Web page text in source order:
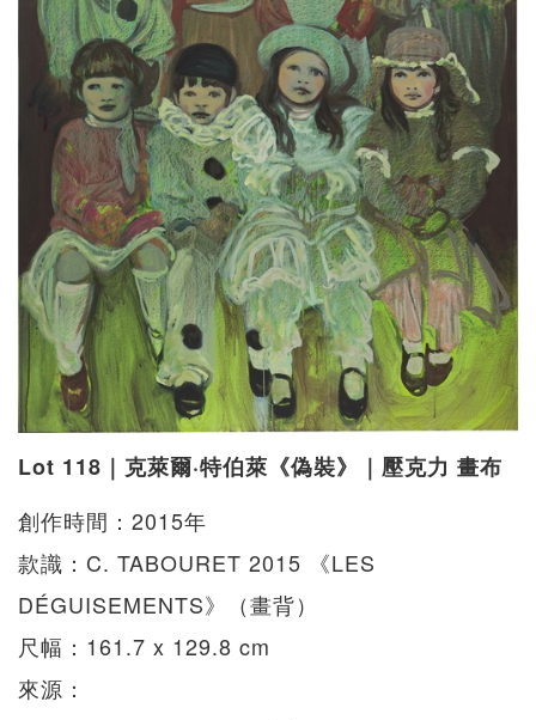
Lot 118｜克萊爾·特伯萊《偽裝》｜壓克力 畫布
創作時間：2015年
款識：C. TABOURET 2015 《LES
DÉGUISEMENTS》（畫背）
尺幅：161.7 x 129.8 cm
來源：